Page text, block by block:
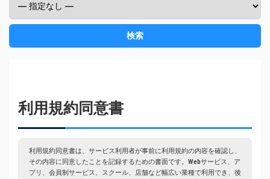
検索
利用規約同意書
利用規約同意書は、サービス利用者が事前に利用規約の内容を確認し、
その内容に同意したことを記録するための書面です。Webサービス、ア
プリ、会員制サービス、スクール、店舗など幅広い業種で利用でき、後